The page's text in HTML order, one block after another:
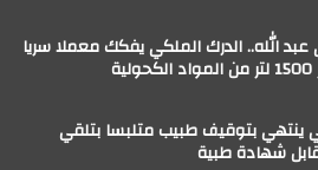
الله.. الدرك الملكي يفكك معملا سريا
ينتهي بتوقيف طبيب متلبسا بتلقي